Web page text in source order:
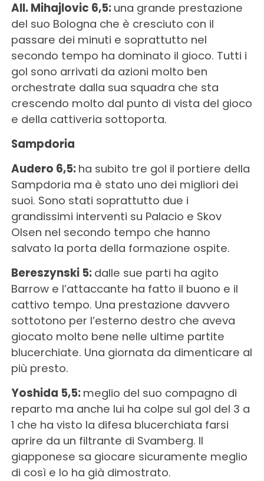
All. Mihajlovic 6,5: una grande prestazione
del suo Bologna che è cresciuto con il
passare dei minuti e soprattutto nel
secondo tempo ha dominato il gioco. Tutti i
gol sono arrivati da azioni molto ben
orchestrate dalla sua squadra che sta
crescendo molto dal punto di vista del gioco
e della cattiveria sottoporta.
Sampdoria
Audero 6,5: ha subito tre gol il portiere della
Sampdoria ma è stato uno dei migliori dei
suoi. Sono stati soprattutto due i
grandissimi interventi su Palacio e Skov
Olsen nel secondo tempo che hanno
salvato la porta della formazione ospite.
Bereszynski 5: dalle sue parti ha agito
Barrow e l’attaccante ha fatto il buono e il
cattivo tempo. Una prestazione davvero
sottotono per l’esterno destro che aveva
giocato molto bene nelle ultime partite
blucerchiate. Una giornata da dimenticare al
più presto.
Yoshida 5,5: meglio del suo compagno di
reparto ma anche lui ha colpe sul gol del 3 a
1 che ha visto la difesa blucerchiata farsi
aprire da un filtrante di Svamberg. Il
giapponese sa giocare sicuramente meglio
di così e lo ha già dimostrato.